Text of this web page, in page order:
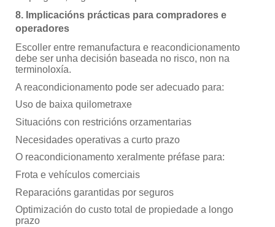
8. Implicacións prácticas para compradores e
operadores
Escoller entre remanufactura e reacondicionamento
debe ser unha decisión baseada no risco, non na
terminoloxía.
A reacondicionamento pode ser adecuado para:
Uso de baixa quilometraxe
Situacións con restricións orzamentarias
Necesidades operativas a curto prazo
O reacondicionamento xeralmente préfase para:
Frota e vehículos comerciais
Reparacións garantidas por seguros
Optimización do custo total de propiedade a longo
prazo